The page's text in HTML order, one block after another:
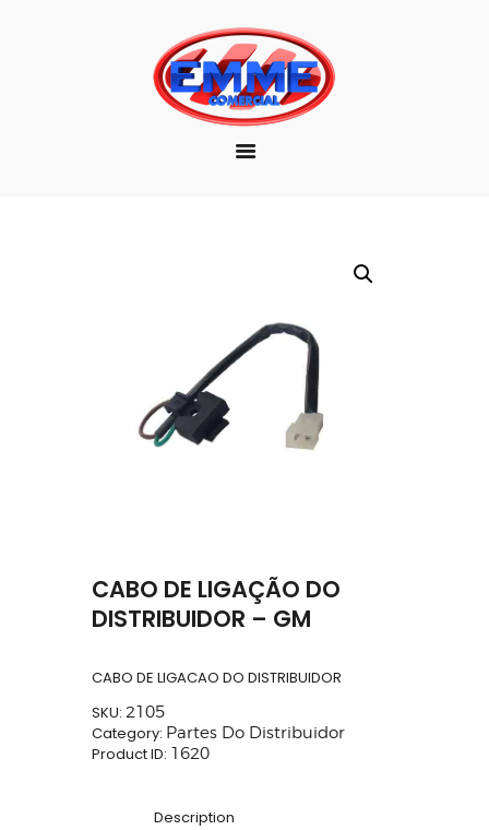
EMPRESA
MARCAS
PRODUTOS
CABO DE LIGAÇÃO DO
DISTRIBUIDOR – GM
CABO DE LIGACAO DO DISTRIBUIDOR
SKU: 2105
Category: Partes Do Distribuidor
Product ID: 1620
Description